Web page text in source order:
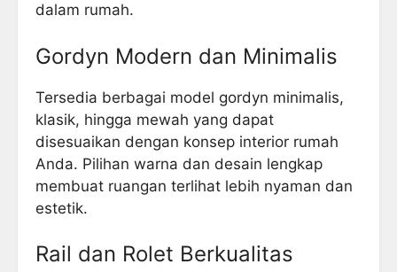
dalam rumah.
Gordyn Modern dan Minimalis
Tersedia berbagai model gordyn minimalis,
klasik, hingga mewah yang dapat
disesuaikan dengan konsep interior rumah
Anda. Pilihan warna dan desain lengkap
membuat ruangan terlihat lebih nyaman dan
estetik.
Rail dan Rolet Berkualitas